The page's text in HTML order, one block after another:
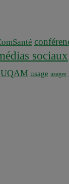
sociaux
UQAM usage usages